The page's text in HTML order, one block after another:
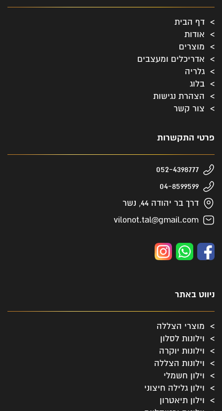
דף הבית
אודות
מוצרים
אדריכלים ומעצבים
גלריה
בלוג
הצהרת נגישות
צור קשר
ניווט באתר
מוצרי הצללה
וילונות לסלון
וילונות יוקרה
וילונות הצללה
וילון חשמלי
וילון גלילה חיצוני
וילון תיאטרון
פרטי התקשרות
052-4398777
04-8599599
דרך בר יהודה 44, נשר
vilonot.tal@gmail.com